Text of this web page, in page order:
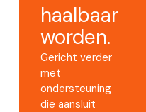
haalbaar
worden.
Gericht verder
met
ondersteuning
die aansluit